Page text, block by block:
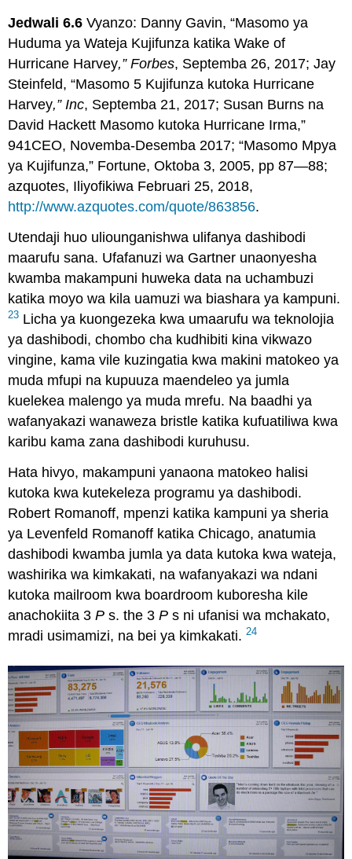
Jedwali 6.6 Vyanzo: Danny Gavin, “Masomo ya
Huduma ya Wateja Kujifunza katika Wake of
Hurricane Harvey,” Forbes, Septemba 26, 2017; Jay
Steinfeld, “Masomo 5 Kujifunza kutoka Hurricane
Harvey,” Inc, Septemba 21, 2017; Susan Burns na
David Hackett Masomo kutoka Hurricane Irma,”
941CEO, Novemba-Desemba 2017; “Masomo Mpya
ya Kujifunza,” Fortune, Oktoba 3, 2005, pp 87—88;
azquotes, Iliyofikiwa Februari 25, 2018,
http://www.azquotes.com/quote/863856.
Utendaji huo uliounganishwa ulifanya dashibodi
maarufu sana. Ufafanuzi wa Gartner unaonyesha
kwamba makampuni huweka data na uchambuzi
katika moyo wa kila uamuzi wa biashara ya kampuni.
23 Licha ya kuongezeka kwa umaarufu wa teknolojia
ya dashibodi, chombo cha kudhibiti kina vikwazo
vingine, kama vile kuzingatia kwa makini matokeo ya
muda mfupi na kupuuza maendeleo ya jumla
kuelekea malengo ya muda mrefu. Na baadhi ya
wafanyakazi wanaweza bristle katika kufuatiliwa kwa
karibu kama zana dashibodi kuruhusu.
Hata hivyo, makampuni yanaona matokeo halisi
kutoka kwa kutekeleza programu ya dashibodi.
Robert Romanoff, mpenzi katika kampuni ya sheria
ya Levenfeld Romanoff katika Chicago, anatumia
dashibodi kwamba jumla ya data kutoka kwa wateja,
washirika wa kimkakati, na wafanyakazi wa ndani
kutoka mailroom kwa boardroom kuboresha kile
anachokiita 3P s. the 3P s ni ufanisi wa mchakato,
mradi usimamizi, na bei ya kimkakati.24